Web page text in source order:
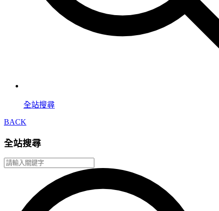
全站搜尋
BACK
全站搜尋